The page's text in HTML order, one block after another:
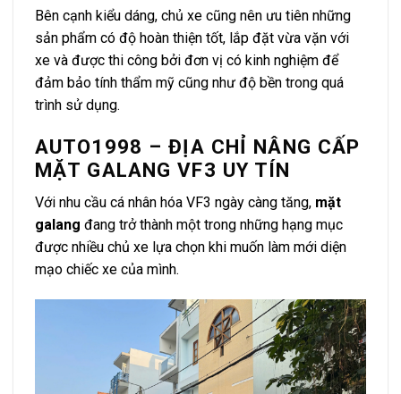
Bên cạnh kiểu dáng, chủ xe cũng nên ưu tiên những
sản phẩm có độ hoàn thiện tốt, lắp đặt vừa vặn với
xe và được thi công bởi đơn vị có kinh nghiệm để
đảm bảo tính thẩm mỹ cũng như độ bền trong quá
trình sử dụng.
AUTO1998 – ĐỊA CHỈ NÂNG CẤP
MẶT GALANG VF3 UY TÍN
Với nhu cầu cá nhân hóa VF3 ngày càng tăng, mặt
galang đang trở thành một trong những hạng mục
được nhiều chủ xe lựa chọn khi muốn làm mới diện
mạo chiếc xe của mình.